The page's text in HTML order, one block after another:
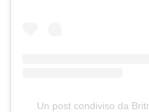
Un post condiviso da